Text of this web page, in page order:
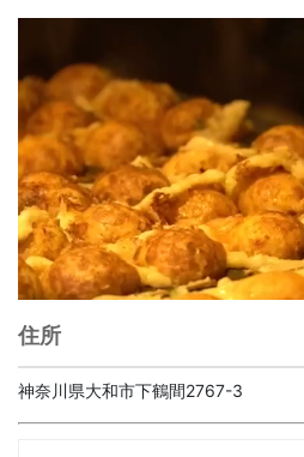
住所
神奈川県大和市下鶴間2767-3